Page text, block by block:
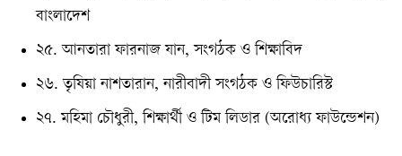
বাংলাদেশ
২৫. আনতারা ফারনাজ যান, সংগঠক ও শিক্ষাবিদ
২৬. তৃষিয়া নাশতারান, নারীবাদী সংগঠক ও ফিউচারিস্ট
২৭. মহিমা চৌধুরী, শিক্ষার্থী ও টিম লিডার (অরোধ্য ফাউন্ডেশন)